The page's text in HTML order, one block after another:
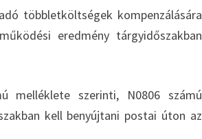
többletköltségek kompenzálására
eredmény tárgyidőszakban
melléklete szerinti, N0806 számú
kell benyújtani postai úton az